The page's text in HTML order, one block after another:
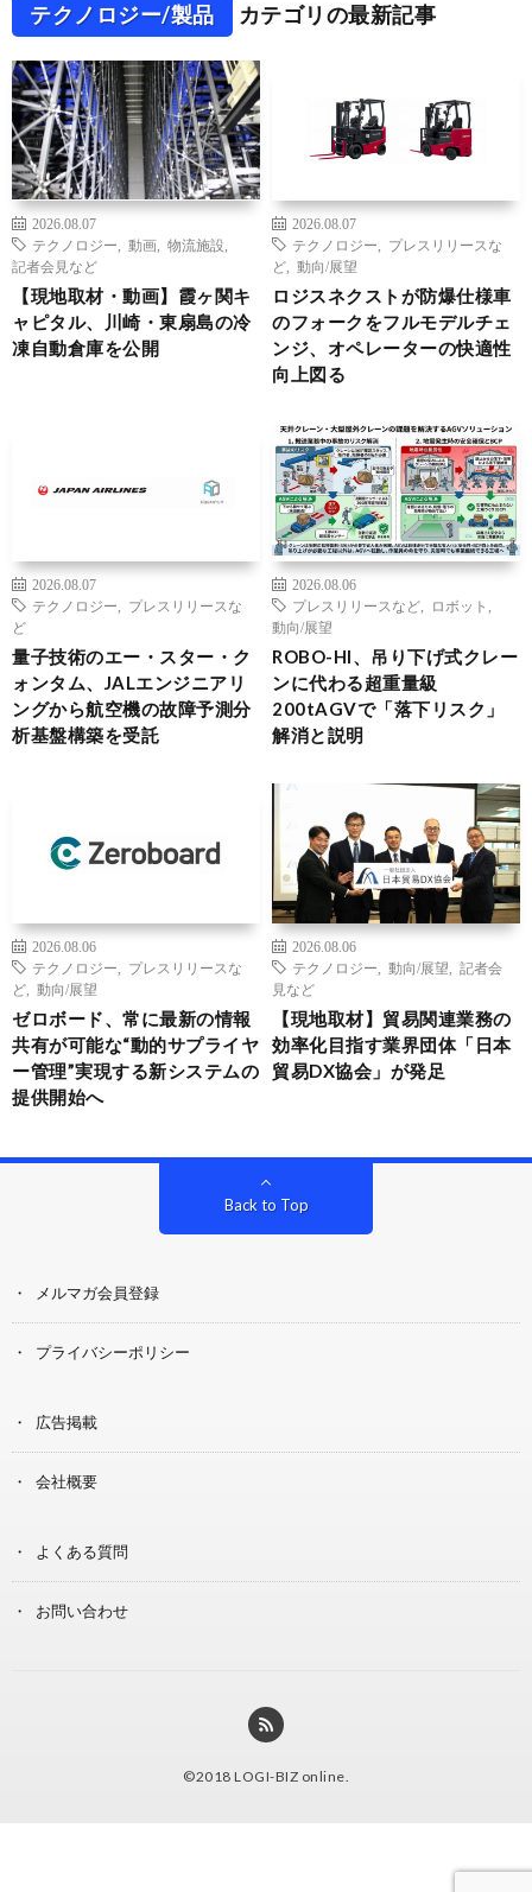
テクノロジー/製品 カテゴリの最新記事
2026.08.07
テクノロジー
動画 物流施設
記者会見など
【現地取材・動画】霞ヶ関キ
ャピタル、川崎・東扇島の冷
凍自動倉庫を公開
2026.08.07
テクノロジー
プレスリリースな
ど
動向/展望
ロジスネクストが防爆仕様車
のフォークをフルモデルチェ
ンジ、オペレーターの快適性
向上図る
2026.08.07
テクノロジー
プレスリリースな
ど
量子技術のエー・スター・ク
ォンタム、JALエンジニアリ
ングから航空機の故障予測分
析基盤構築を受託
2026.08.06
プレスリリースなど
ロボット
動向/展望
ROBO-HI、吊り下げ式クレー
ンに代わる超重量級
200tAGVで「落下リスク」
解消と説明
2026.08.06
テクノロジー
プレスリリースな
ど
動向/展望
ゼロボード、常に最新の情報
共有が可能な“動的サプライヤ
ー管理”実現する新システムの
提供開始へ
2026.08.06
テクノロジー
動向/展望
記者会
見など
【現地取材】貿易関連業務の
効率化目指す業界団体「日本
貿易DX協会」が発足
Back to Top
メルマガ会員登録
プライバシーポリシー
広告掲載
会社概要
よくある質問
お問い合わせ
©2018 LOGI-BIZ online